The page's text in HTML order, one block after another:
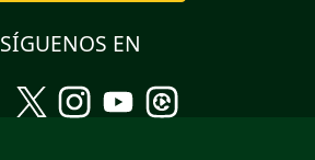
SÍGUENOS EN